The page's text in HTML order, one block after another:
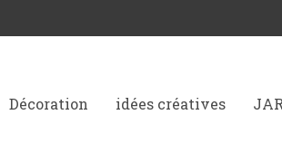
Décoration idées créatives